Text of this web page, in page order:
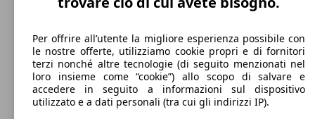
Diesel
Carburante
Per offrire all’utente la migliore esperienza possibile con
le nostre offerte, utilizziamo cookie propri e di fornitori
terzi nonché altre tecnologie (di seguito menzionati nel
loro insieme come “cookie”) allo scopo di salvare e
accedere in seguito a informazioni sul dispositivo
utilizzato e a dati personali (tra cui gli indirizzi IP).